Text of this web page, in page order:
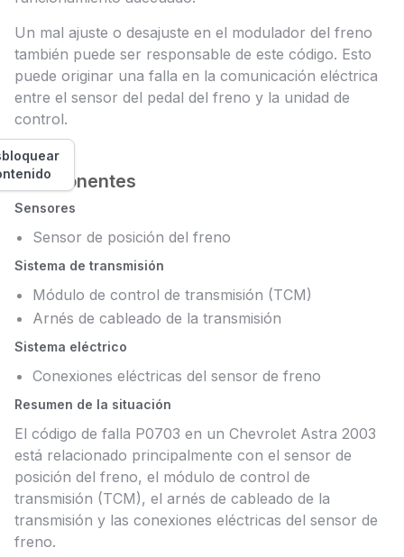
Un mal ajuste o desajuste en el modulador del freno
también puede ser responsable de este código. Esto
puede originar una falla en la comunicación eléctrica
entre el sensor del pedal del freno y la unidad de
control.
Componentes
Sensores
Sensor de posición del freno
Sistema de transmisión
Módulo de control de transmisión (TCM)
Arnés de cableado de la transmisión
Sistema eléctrico
Conexiones eléctricas del sensor de freno
Resumen de la situación
El código de falla P0703 en un Chevrolet Astra 2003
está relacionado principalmente con el sensor de
posición del freno, el módulo de control de
transmisión (TCM), el arnés de cableado de la
transmisión y las conexiones eléctricas del sensor de
freno.